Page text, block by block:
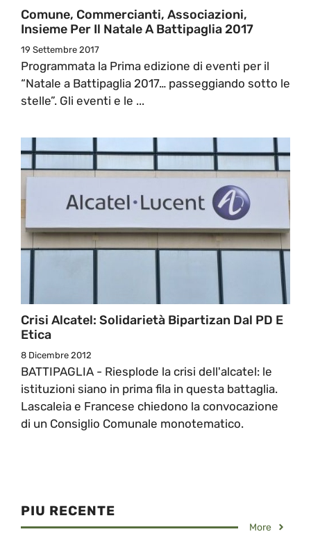
Comune, Commercianti, Associazioni,
Insieme Per Il Natale A Battipaglia 2017
19 Settembre 2017
Programmata la Prima edizione di eventi per il
“Natale a Battipaglia 2017… passeggiando sotto le
stelle”. Gli eventi e le ...
Crisi Alcatel: Solidarietà Bipartizan Dal PD E
Etica
8 Dicembre 2012
BATTIPAGLIA - Riesplode la crisi dell'alcatel: le
istituzioni siano in prima fila in questa battaglia.
Lascaleia e Francese chiedono la convocazione
di un Consiglio Comunale monotematico.
PIU RECENTE
More